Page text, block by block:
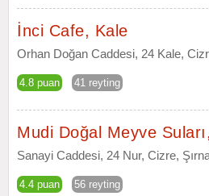
İnci Cafe, Kale
Orhan Doğan Caddesi, 24 Kale,
4.8 puan 41 reyting
Mudi Doğal Meyve
Sanayi Caddesi, 24 Nur, Cizre,
4.4 puan 56 reyting